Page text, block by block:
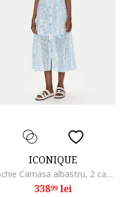
ICONIQUE
Rochie Camasa albastru, 2 caracteristici reprezentative
33899lei